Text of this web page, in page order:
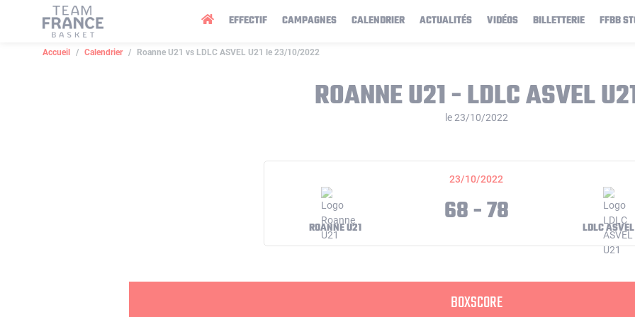
EFFECTIF CAMPAGNES CALENDRIER ACTUALITÉS VIDÉOS BILLETTERIE FFBB
Accueil Calendrier Roanne U21 vs LDLC ASVEL U21 le 23/10/2022
ROANNE U21 - LDLC ASVEL
le 23/10/2022
23/10/2022
ROANNE U21 68 - 78 LDLC
BOXSCORE
Panneau de gestion des cookies